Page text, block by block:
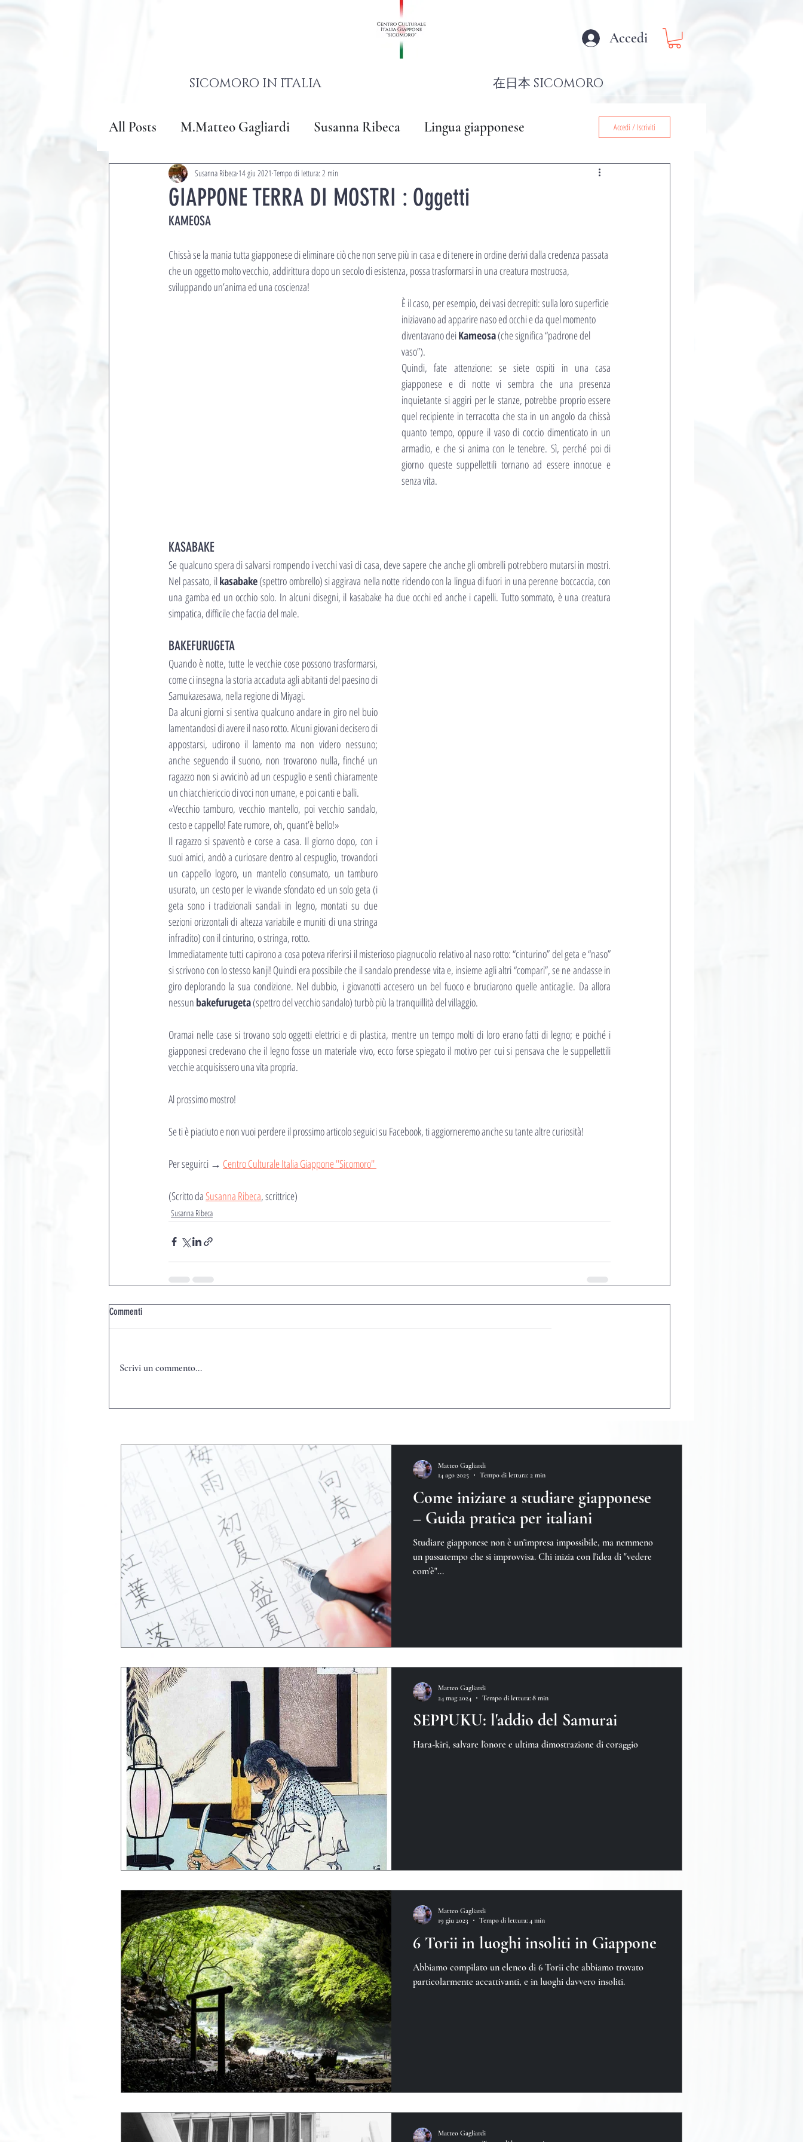
Accedi
SICOMORO IN ITALIA 在日本 SICOMORO
All Posts M.Matteo Gagliardi Susanna Ribeca Lingua giapponese Accedi / Iscriviti
GIAPPONE TERRA DI MOSTRI : Oggetti
Susanna Ribeca 14 giu 2021 Tempo di lettura: 2 min
KAMEOSA
Chissà se la mania tutta giapponese di eliminare ciò che non serve più in casa e di tenere in ordine derivi dalla credenza passata
che un oggetto molto vecchio, addirittura dopo un secolo di esistenza, possa trasformarsi in una creatura mostruosa,
sviluppando un’anima ed una coscienza!
È il caso, per esempio, dei vasi decrepiti: sulla loro superficie
iniziavano ad apparire naso ed occhi e da quel momento
diventavano dei Kameosa (che significa “padrone del
vaso”).
Quindi, fate attenzione: se siete ospiti in una casa
giapponese e di notte vi sembra che una presenza
inquietante si aggiri per le stanze, potrebbe proprio essere
quel recipiente in terracotta che sta in un angolo da chissà
quanto tempo, oppure il vaso di coccio dimenticato in un
armadio, e che si anima con le tenebre. Sì, perché poi di
giorno queste suppellettili tornano ad essere innocue e
senza vita.
KASABAKE
Se qualcuno spera di salvarsi rompendo i vecchi vasi di casa, deve sapere che anche gli ombrelli potrebbero mutarsi in mostri.
Nel passato, il kasabake (spettro ombrello) si aggirava nella notte ridendo con la lingua di fuori in una perenne boccaccia, con
una gamba ed un occhio solo. In alcuni disegni, il kasabake ha due occhi ed anche i capelli. Tutto sommato, è una creatura
simpatica, difficile che faccia del male.
BAKEFURUGETA
Quando è notte, tutte le vecchie cose possono trasformarsi,
come ci insegna la storia accaduta agli abitanti del paesino di
Samukazesawa, nella regione di Miyagi.
Da alcuni giorni si sentiva qualcuno andare in giro nel buio
lamentandosi di avere il naso rotto. Alcuni giovani decisero di
appostarsi, udirono il lamento ma non videro nessuno;
anche seguendo il suono, non trovarono nulla, finché un
ragazzo non si avvicinò ad un cespuglio e sentì chiaramente
un chiacchiericcio di voci non umane, e poi canti e balli.
«Vecchio tamburo, vecchio mantello, poi vecchio sandalo,
cesto e cappello! Fate rumore, oh, quant’è bello!»
Il ragazzo si spaventò e corse a casa. Il giorno dopo, con i
suoi amici, andò a curiosare dentro al cespuglio, trovandoci
un cappello logoro, un mantello consumato, un tamburo
usurato, un cesto per le vivande sfondato ed un solo geta (i
geta sono i tradizionali sandali in legno, montati su due
sezioni orizzontali di altezza variabile e muniti di una stringa
infradito) con il cinturino, o stringa, rotto.
Immediatamente tutti capirono a cosa poteva riferirsi il misterioso piagnucolio relativo al naso rotto: “cinturino” del geta e “naso”
si scrivono con lo stesso kanji! Quindi era possibile che il sandalo prendesse vita e, insieme agli altri “compari”, se ne andasse in
giro deplorando la sua condizione. Nel dubbio, i giovanotti accesero un bel fuoco e bruciarono quelle anticaglie. Da allora
nessun bakefurugeta (spettro del vecchio sandalo) turbò più la tranquillità del villaggio.
Oramai nelle case si trovano solo oggetti elettrici e di plastica, mentre un tempo molti di loro erano fatti di legno; e poiché i
giapponesi credevano che il legno fosse un materiale vivo, ecco forse spiegato il motivo per cui si pensava che le suppellettili
vecchie acquisissero una vita propria.
Al prossimo mostro!
Se ti è piaciuto e non vuoi perdere il prossimo articolo seguici su Facebook, ti aggiorneremo anche su tante altre curiosità!
Per seguirci → Centro Culturale Italia Giappone ''Sicomoro''
(Scritto da Susanna Ribeca, scrittrice)
Susanna Ribeca
Commenti
Scrivi un commento...
Come iniziare a studiare giapponese
– Guida pratica per italiani
Studiare giapponese non è un'impresa impossibile, ma nemmeno
un passatempo che si improvvisa. Chi inizia con l'idea di "vedere
com'è"...
Matteo Gagliardi
14 ago 2025
Tempo di lettura: 2 min
SEPPUKU: l'addio del Samurai
Hara-kiri, salvare l'onore e ultima dimostrazione di coraggio
Matteo Gagliardi
24 mag 2024
Tempo di lettura: 8 min
6 Torii in luoghi insoliti in Giappone
Abbiamo compilato un elenco di 6 Torii che abbiamo trovato
particolarmente accattivanti, e in luoghi davvero insoliti.
Matteo Gagliardi
19 giu 2023
Tempo di lettura: 4 min
Matteo Gagliardi